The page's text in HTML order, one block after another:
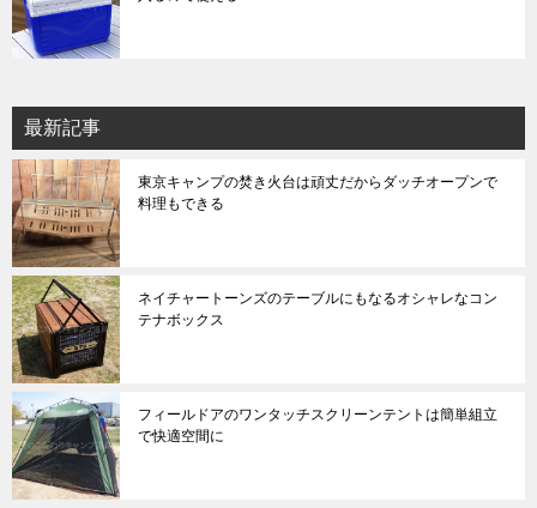
最新記事
東京キャンプの焚き火台は頑丈だからダッチオープンで
料理もできる
ネイチャートーンズのテーブルにもなるオシャレなコン
テナボックス
フィールドアのワンタッチスクリーンテントは簡単組立
で快適空間に